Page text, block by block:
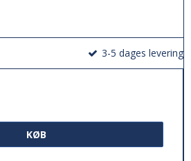
3-5 dages levering
KØB